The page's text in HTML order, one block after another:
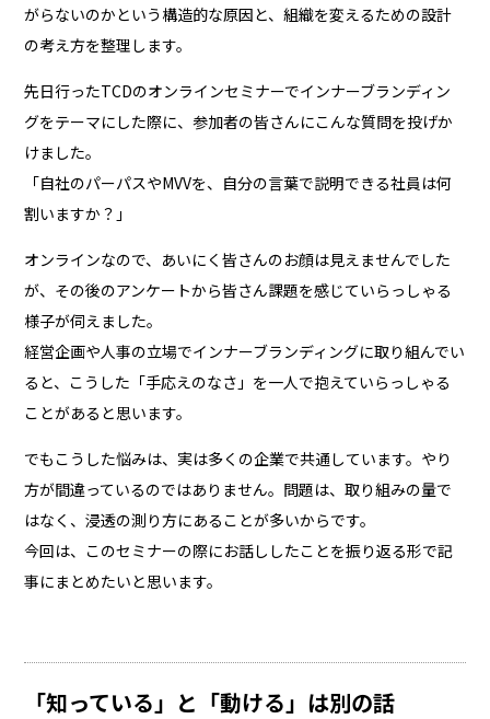
がらないのかという構造的な原因と、組織を変えるための設計
の考え方を整理します。
先日行ったTCDのオンラインセミナーでインナーブランディン
グをテーマにした際に、参加者の皆さんにこんな質問を投げか
けました。
「自社のパーパスやMVVを、自分の言葉で説明できる社員は何
割いますか？」
オンラインなので、あいにく皆さんのお顔は見えませんでした
が、その後のアンケートから皆さん課題を感じていらっしゃる
様子が伺えました。
経営企画や人事の立場でインナーブランディングに取り組んでい
ると、こうした「手応えのなさ」を一人で抱えていらっしゃる
ことがあると思います。
でもこうした悩みは、実は多くの企業で共通しています。やり
方が間違っているのではありません。問題は、取り組みの量で
はなく、浸透の測り方にあることが多いからです。
今回は、このセミナーの際にお話ししたことを振り返る形で記
事にまとめたいと思います。
「知っている」と「動ける」は別の話